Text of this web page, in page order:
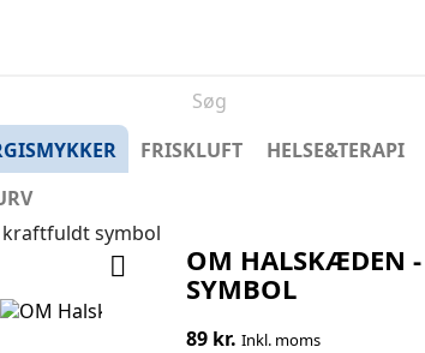
FRISKLUFT HELSE&TERAPI
symbol

OM HALSKÆDEN -
SYMBOL
89 kr. Inkl. moms